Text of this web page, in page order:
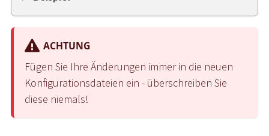
ACHTUNG
Fügen Sie Ihre Änderungen immer in die neuen
Konfigurationsdateien ein - überschreiben Sie
diese niemals!